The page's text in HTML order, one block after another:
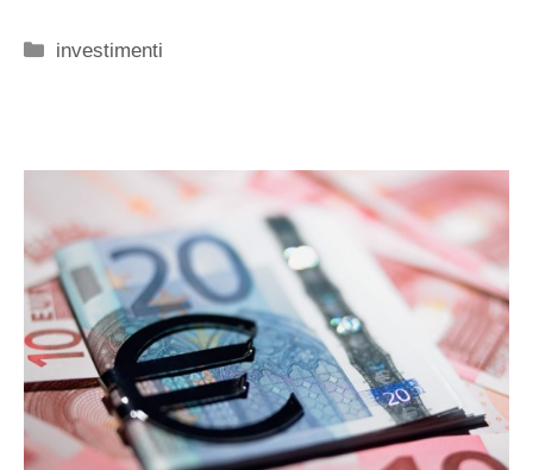
Categorie
investimenti